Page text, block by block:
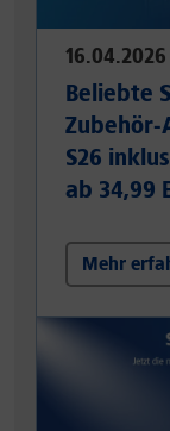
16.04.2026
Beliebte
Zubehör-
S26
ab 34,99
Mehr